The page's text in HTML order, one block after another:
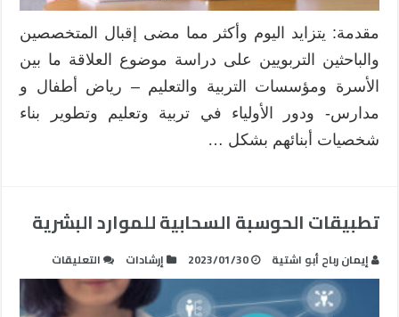
مقدمة: يتزايد اليوم وأكثر مما مضى إقبال المتخصصين
والباحثين التربويين على دراسة موضوع العلاقة ما بين
الأسرة ومؤسسات التربية والتعليم – رياض أطفال و
مدارس- ودور الأولياء في تربية وتعليم وتطوير بناء
شخصيات أبنائهم بشكل …
تطبيقات الحوسبة السحابية للموارد البشرية
إيمان رباح أبو اشتية 2023/01/30 إرشادات التعليقات
تطبيقات
الحوسبة